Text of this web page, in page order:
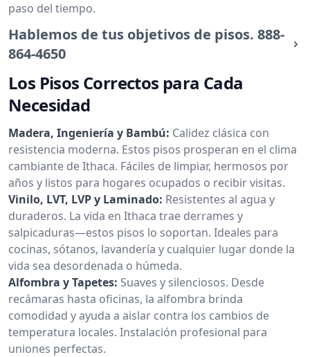
paso del tiempo.
Hablemos de tus objetivos de pisos. 888-
864-4650
Los Pisos Correctos para Cada
Necesidad
Madera, Ingeniería y Bambú: Calidez clásica con
resistencia moderna. Estos pisos prosperan en el clima
cambiante de Ithaca. Fáciles de limpiar, hermosos por
años y listos para hogares ocupados o recibir visitas.
Vinilo, LVT, LVP y Laminado: Resistentes al agua y
duraderos. La vida en Ithaca trae derrames y
salpicaduras—estos pisos lo soportan. Ideales para
cocinas, sótanos, lavandería y cualquier lugar donde la
vida sea desordenada o húmeda.
Alfombra y Tapetes: Suaves y silenciosos. Desde
recámaras hasta oficinas, la alfombra brinda
comodidad y ayuda a aislar contra los cambios de
temperatura locales. Instalación profesional para
uniones perfectas.